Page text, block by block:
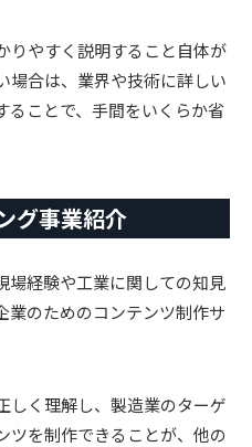
りやすく説明すること自体が
場合は、業界や技術に詳しい
ることで、手間をいくらか省
グ事業紹介
場経験や工業に関しての知見
業のためのコンテンツ制作サ
しく理解し、製造業のターゲ
ツを制作できることが、他の